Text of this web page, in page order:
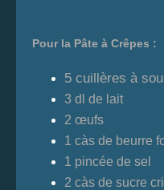
Pour la Pâte à Crêpes :
5 cuillères à
3 dl de lait
2 œufs
1 càs de beurre
1 pincée de sel
2 càs de sucre